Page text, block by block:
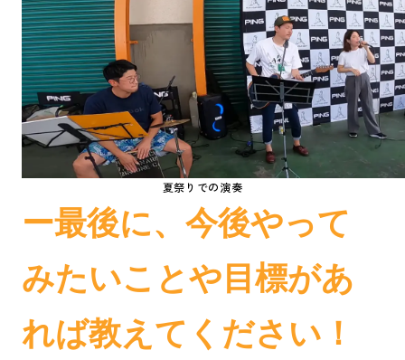
夏祭りでの演奏
ー最後に、今後やって
みたいことや目標があ
れば教えてください！